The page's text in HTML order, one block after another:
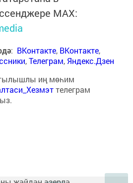
MАХ:
: ВКонтакте, ВКонтакте,
,Телеграм, Яндекс.Дзен
иң мөһим
телеграм